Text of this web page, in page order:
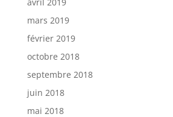
mars 2019
février 2019
octobre 2018
septembre 2018
juin 2018
mai 2018